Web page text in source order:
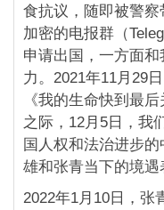
食抗议，随即被警
加密的电报群（
申请出国，一方面
力。2021年11月29
《我的生命快到最
之际，12月5日，我
国人权和法治进步
雄和张青当下的境
2022年1月10日，张